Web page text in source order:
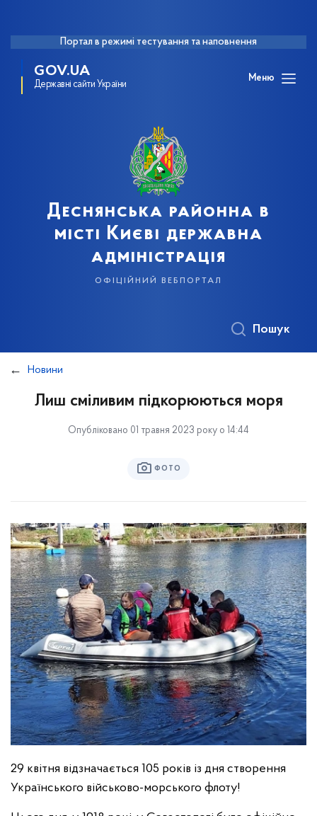
Портал в режимі тестування та наповнення
GOV.UA
Державні сайти України
Меню
Деснянська районна в
місті Києві державна
адміністрація
офіційний вебпортал
Пошук
Новини
Лиш сміливим підкорюються моря
Опубліковано 01 травня 2023 року о 14:44
ФОТО
29 квітня відзначається 105 років із дня створення
Українського військово-морського флоту!